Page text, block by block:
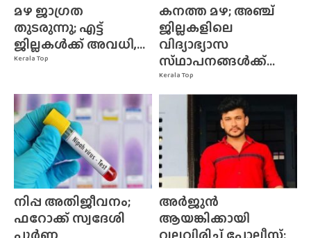
Kerala Top
മഴ ജാഗ്രത
തുടരുന്നു; എട്ട്
ജില്ലകൾക്ക് അവധി,...
Kerala Top
കനത്ത മഴ; അഞ്ച്
ജില്ലകളിലെ
വിദ്യാഭ്യാസ
സ്‌ഥാപനങ്ങൾക്ക്‌...
നിപ്പ അതിജീവനം;
ഫറോക്ക് സ്വദേശി
അർജുൻ
ആയങ്കിക്കായി